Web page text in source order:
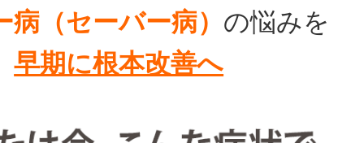
病（セーバー病） の悩みを
早期に根本改善へ